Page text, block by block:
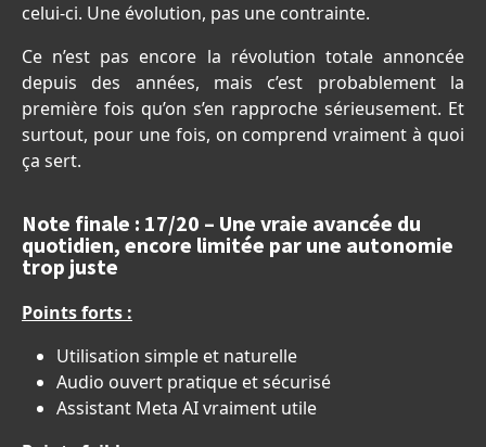
celui-ci. Une évolution, pas une contrainte.
Ce n’est pas encore la révolution totale annoncée
depuis des années, mais c’est probablement la
première fois qu’on s’en rapproche sérieusement. Et
surtout, pour une fois, on comprend vraiment à quoi
ça sert.
Note finale : 17/20 – Une vraie avancée du
quotidien, encore limitée par une autonomie
trop juste
Points forts :
Utilisation simple et naturelle
Audio ouvert pratique et sécurisé
Assistant Meta AI vraiment utile